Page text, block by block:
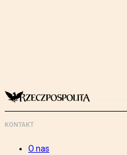
KONTAKT
O nas